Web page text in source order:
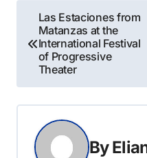
Navegación
de
entradas
Las Estaciones from
Matanzas at the
International Festival
of Progressive
Theater
By